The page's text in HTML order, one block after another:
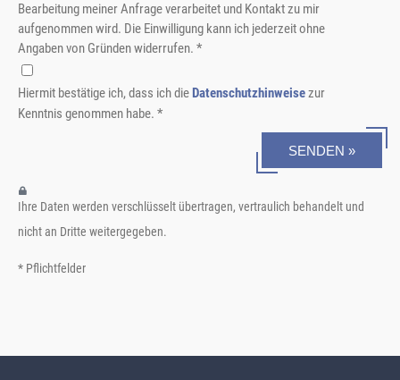
Bearbeitung meiner Anfrage verarbeitet und Kontakt zu mir
aufgenommen wird. Die Einwilligung kann ich jederzeit ohne
Angaben von Gründen widerrufen. *
Hiermit bestätige ich, dass ich die Datenschutzhinweisezur
Kenntnis genommen habe. *
SENDEN »
Ihre Daten werden verschlüsselt übertragen, vertraulich behandelt und
nicht an Dritte weitergegeben.
* Pflichtfelder